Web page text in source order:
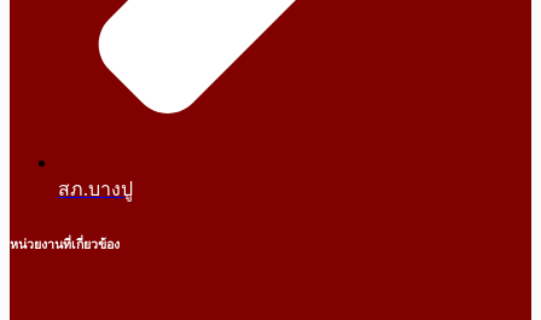
สภ.บางปู
หน่วยงานที่เกี่ยวข้อง